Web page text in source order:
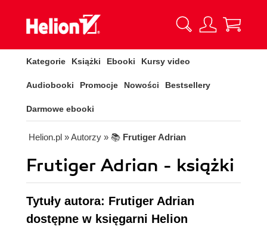
Kategorie Książki Ebooki Kursy video
Audiobooki Promocje Nowości Bestsellery
Darmowe ebooki
Helion.pl » Autorzy » 📚 Frutiger Adrian
Frutiger Adrian - książki
Tytuły autora: Frutiger Adrian
dostępne w księgarni Helion